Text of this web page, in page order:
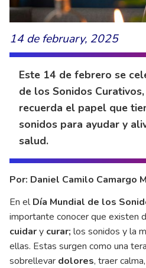
14 de february, 2025
Este 14 de febrero se
de los Sonidos
recuerda el papel que
sonidos para ayudar y
salud.
Por: Daniel Camilo Camargo
En elDía Mundial de los
importante conocer que existen
cuidary curar; los sonidos y la
ellas. Estas surgen como una
sobrellevar dolores, traer calma,